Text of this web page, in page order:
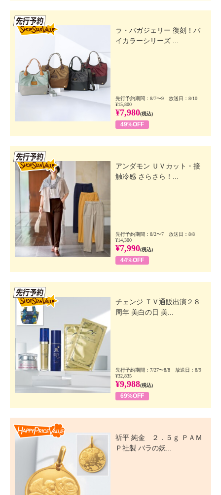
ラ・バガジェリー 復刻！バ
イカラーシリーズ ...
先行予約期間：8/7〜9 放送日：8/10
¥15,800
¥7,980(税込)
49%OFF
アンダモン ＵＶカット・接
触冷感 さらさら！...
先行予約期間：8/2〜7 放送日：8/8
¥14,300
¥7,990(税込)
44%OFF
チェンジ ＴＶ通販出演２８
周年 美白の日 美...
先行予約期間：7/27〜8/8 放送日：8/9
¥32,835
¥9,988(税込)
69%OFF
祈平 純金 ２．５ｇ ＰＡＭ
Ｐ社製 バラの妖...